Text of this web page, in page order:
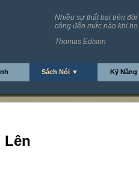
Nhiều sự thất bại trên
công đến mức nào khi họ
Thomas Edison
Sách Nói ▼ Kỹ